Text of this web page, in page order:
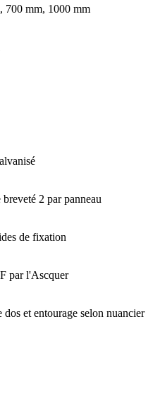
700 mm, 1000 mm
breveté 2 par panneau
de fixation
par l'Ascquer
dos et entourage selon nuancier